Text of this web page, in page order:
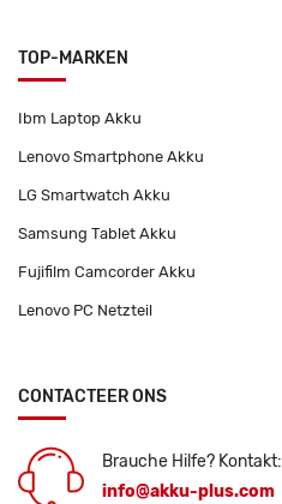
TOP-MARKEN
Ibm Laptop Akku
Lenovo Smartphone Akku
LG Smartwatch Akku
Samsung Tablet Akku
Fujifilm Camcorder Akku
Lenovo PC Netzteil
CONTACTEER ONS
Brauche Hilfe? Kontakt:
info@akku-plus.com